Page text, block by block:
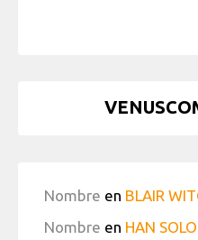
Nombre en BLAIR
Nombre en HAN